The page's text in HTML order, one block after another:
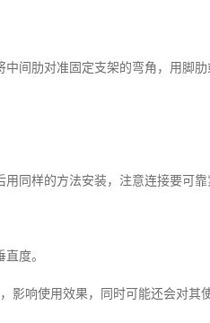
间肋对准固定支架的弯角，用脚
同样的方法安装，注意连接要可
度。
影响使用效果，同时可能还会对其